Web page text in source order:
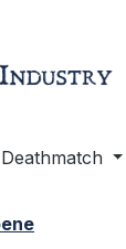
Deathmatch